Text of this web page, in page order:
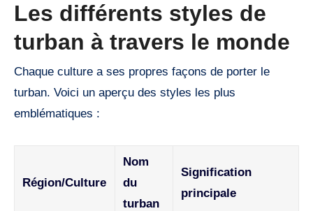
Les différents styles de
turban à travers le monde
Chaque culture a ses propres façons de porter le
turban. Voici un aperçu des styles les plus
emblématiques :
Région/Culture
Nom
du
turban
Signification
principale